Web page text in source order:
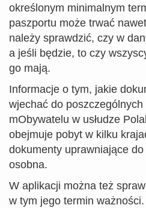
określonym minimalnym
paszportu może trwać
należy sprawdzić, czy w
a jeśli będzie, to czy
go mają.
Informacje o tym, jakie
wjechać do
mObywatelu w usłudze
obejmuje pobyt w kilku
dokumenty uprawniające
osobna.
W aplikacji można też
w tym jego termin